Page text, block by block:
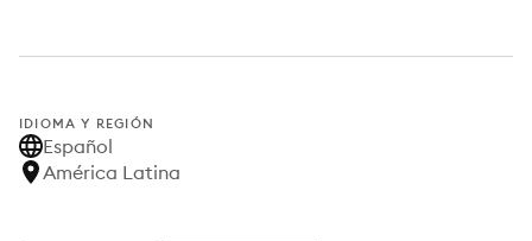
IDIOMA Y REGIÓN
Español
América Latina